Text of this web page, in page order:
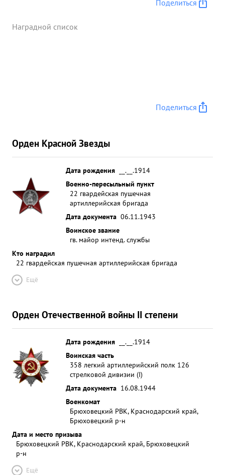
Поделиться
Наградной список
Поделиться
Орден Красной Звезды
Дата рождения
__.__.1914
Военно-пересыльный пункт
22 гвардейская пушечная
артиллерийская бригада
Дата документа 06.11.1943
Воинское звание
гв. майор интенд. службы
Кто наградил
22 гвардейская пушечная артиллерийская бригада
Ещё
Орден Отечественной войны II степени
Дата рождения
__.__.1914
Воинская часть
358 легкий артиллерийский полк 126
стрелковой дивизии (I)
Дата документа 16.08.1944
Военкомат
Брюховецкий РВК, Краснодарский край,
Брюховецкий р-н
Дата и место призыва
Брюховецкий РВК, Краснодарский край, Брюховецкий
р-н
Ещё